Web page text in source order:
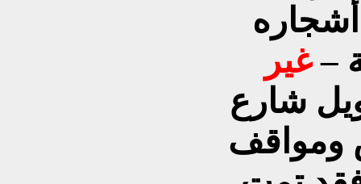
أشجاره
–غير
شارع
ومواقف